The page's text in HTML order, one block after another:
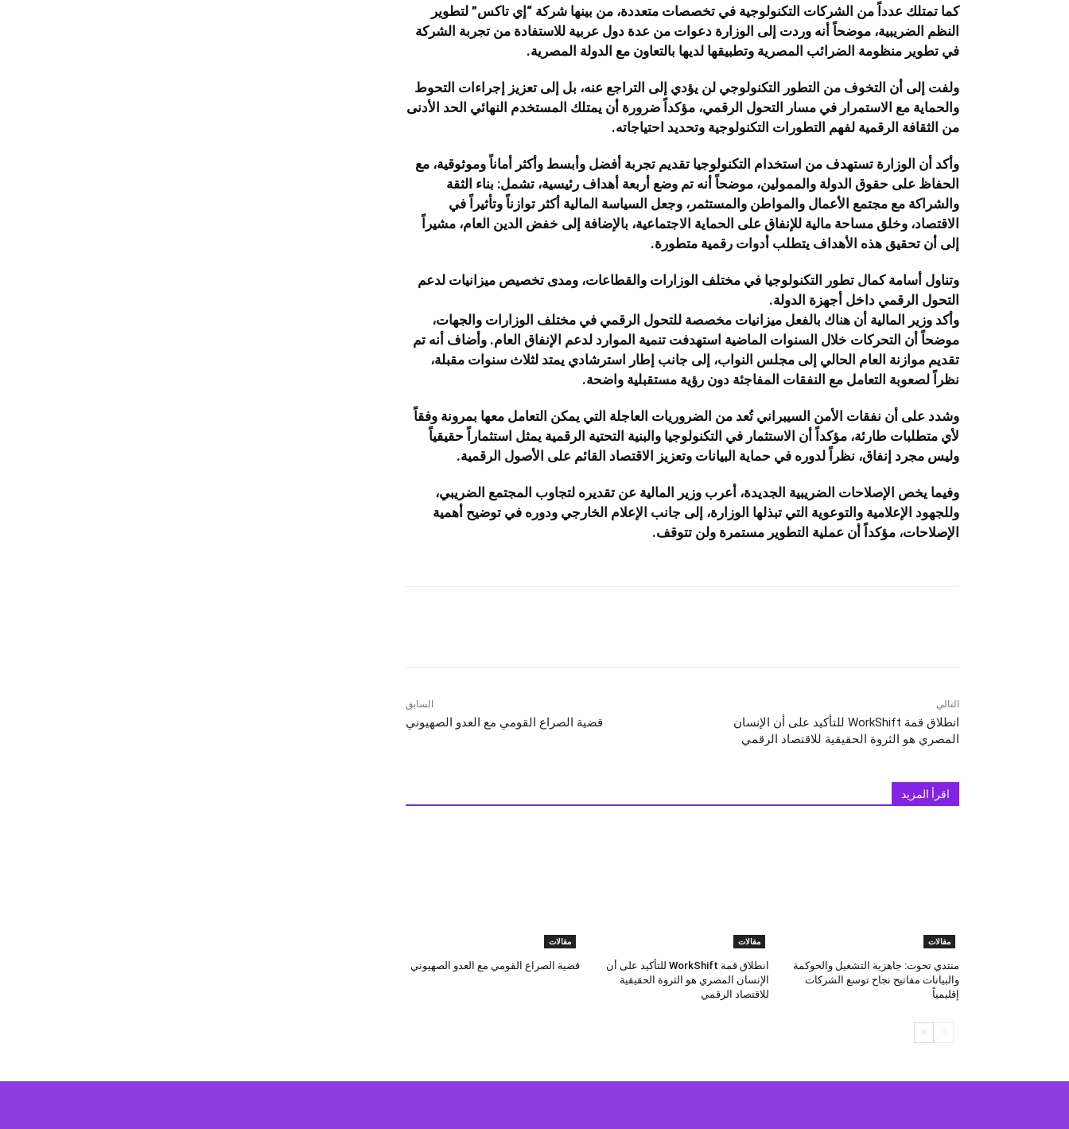
كما تمتلك عدداً من الشركات التكنولوجية في تخصصات متعددة، من بينها شركة “إي تاكس” لتطوير
النظم الضريبية، موضحاً أنه وردت إلى الوزارة دعوات من عدة دول عربية للاستفادة من تجربة الشركة
في تطوير منظومة الضرائب المصرية وتطبيقها لديها بالتعاون مع الدولة المصرية.
ولفت إلى أن التخوف من التطور التكنولوجي لن يؤدي إلى التراجع عنه، بل إلى تعزيز إجراءات التحوط
والحماية مع الاستمرار في مسار التحول الرقمي، مؤكداً ضرورة أن يمتلك المستخدم النهائي الحد الأدنى
من الثقافة الرقمية لفهم التطورات التكنولوجية وتحديد احتياجاته.
وأكد أن الوزارة تستهدف من استخدام التكنولوجيا تقديم تجربة أفضل وأبسط وأكثر أماناً وموثوقية، مع
الحفاظ على حقوق الدولة والممولين، موضحاً أنه تم وضع أربعة أهداف رئيسية، تشمل: بناء الثقة
والشراكة مع مجتمع الأعمال والمواطن والمستثمر، وجعل السياسة المالية أكثر توازناً وتأثيراً في
الاقتصاد، وخلق مساحة مالية للإنفاق على الحماية الاجتماعية، بالإضافة إلى خفض الدين العام، مشيراً
إلى أن تحقيق هذه الأهداف يتطلب أدوات رقمية متطورة.
وتناول أسامة كمال تطور التكنولوجيا في مختلف الوزارات والقطاعات، ومدى تخصيص ميزانيات لدعم
التحول الرقمي داخل أجهزة الدولة.
وأكد وزير المالية أن هناك بالفعل ميزانيات مخصصة للتحول الرقمي في مختلف الوزارات والجهات،
موضحاً أن التحركات خلال السنوات الماضية استهدفت تنمية الموارد لدعم الإنفاق العام. وأضاف أنه تم
تقديم موازنة العام الحالي إلى مجلس النواب، إلى جانب إطار استرشادي يمتد لثلاث سنوات مقبلة،
نظراً لصعوبة التعامل مع النفقات المفاجئة دون رؤية مستقبلية واضحة.
وشدد على أن نفقات الأمن السيبراني تُعد من الضروريات العاجلة التي يمكن التعامل معها بمرونة وفقاً
لأي متطلبات طارئة، مؤكداً أن الاستثمار في التكنولوجيا والبنية التحتية الرقمية يمثل استثماراً حقيقياً
وليس مجرد إنفاق، نظراً لدوره في حماية البيانات وتعزيز الاقتصاد القائم على الأصول الرقمية.
وفيما يخص الإصلاحات الضريبية الجديدة، أعرب وزير المالية عن تقديره لتجاوب المجتمع الضريبي،
وللجهود الإعلامية والتوعوية التي تبذلها الوزارة، إلى جانب الإعلام الخارجي ودوره في توضيح أهمية
الإصلاحات، مؤكداً أن عملية التطوير مستمرة ولن تتوقف.
السابق
قضية الصراع القومي مع العدو الصهيوني
التالي
انطلاق قمة WorkShift للتأكيد على أن الإنسان
المصري هو الثروة الحقيقية للاقتصاد الرقمي
اقرأ المزيد
مقالات
منتدي تحوت: جاهزية التشغيل والحوكمة
والبيانات مفاتيح نجاح توسع الشركات
إقليمياً
مقالات
انطلاق قمة WorkShift للتأكيد على أن
الإنسان المصري هو الثروة الحقيقية
للاقتصاد الرقمي
مقالات
قضية الصراع القومي مع العدو الصهيوني